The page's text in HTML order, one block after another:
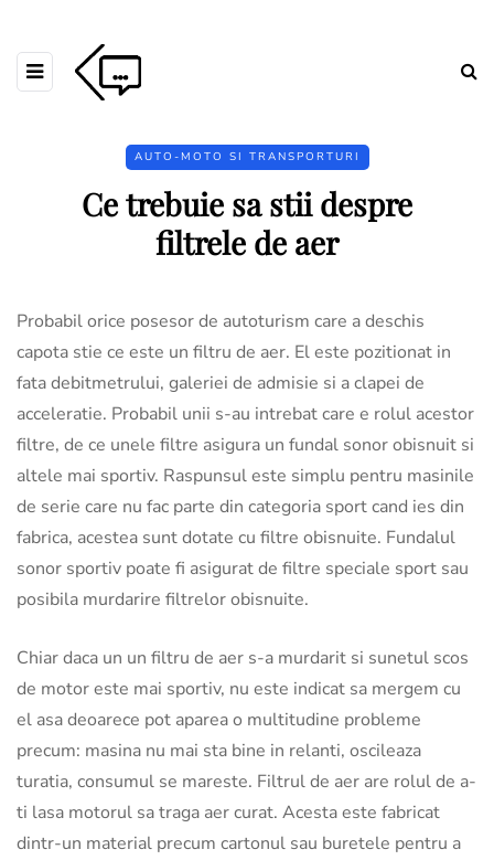
AUTO-MOTO SI TRANSPORTURI
Ce trebuie sa stii despre
filtrele de aer
Probabil orice posesor de autoturism care a deschis
capota stie ce este un filtru de aer. El este pozitionat in
fata debitmetrului, galeriei de admisie si a clapei de
acceleratie. Probabil unii s-au intrebat care e rolul acestor
filtre, de ce unele filtre asigura un fundal sonor obisnuit si
altele mai sportiv. Raspunsul este simplu pentru masinile
de serie care nu fac parte din categoria sport cand ies din
fabrica, acestea sunt dotate cu filtre obisnuite. Fundalul
sonor sportiv poate fi asigurat de filtre speciale sport sau
posibila murdarire filtrelor obisnuite.
Chiar daca un un filtru de aer s-a murdarit si sunetul scos
de motor este mai sportiv, nu este indicat sa mergem cu
el asa deoarece pot aparea o multitudine probleme
precum: masina nu mai sta bine in relanti, oscileaza
turatia, consumul se mareste. Filtrul de aer are rolul de a-
ti lasa motorul sa traga aer curat. Acesta este fabricat
dintr-un material precum cartonul sau buretele pentru a